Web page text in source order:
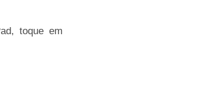
toque em